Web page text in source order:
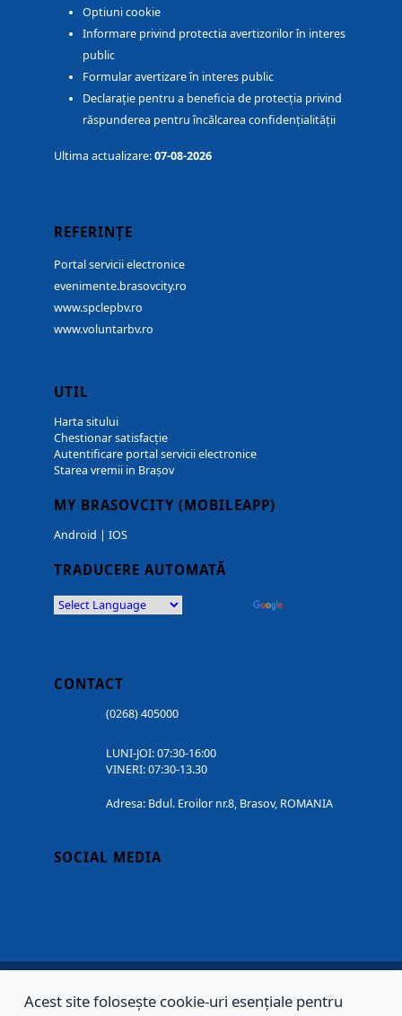
Optiuni cookie
Informare privind protectia avertizorilor în interes
public
Formular avertizare în interes public
Declarație pentru a beneficia de protecția privind
răspunderea pentru încălcarea confidențialității
Ultima actualizare:07-08-2026
REFERINȚE
Portal servicii electronice
evenimente.brasovcity.ro
www.spclepbv.ro
www.voluntarbv.ro
UTIL
Harta sitului
Chestionar satisfacție
Autentificare portal servicii electronice
Starea vremii in Brașov
MY BRASOVCITY (MOBILEAPP)
Android | IOS
TRADUCERE AUTOMATĂ
CONTACT
(0268) 405000
LUNI-JOI: 07:30-16:00
VINERI: 07:30-13.30
Adresa: Bdul. Eroilor nr.8, Brasov, ROMANIA
SOCIAL MEDIA
Acest site folosește cookie-uri esențiale pentru